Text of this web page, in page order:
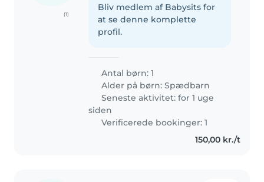
(1)
Bliv medlem af Babysits for
at se denne komplette
profil.
Antal børn: 1
Alder på børn:Spædbarn
Seneste aktivitet: for 1 uge
siden
Verificerede bookinger: 1
150,00 kr./t